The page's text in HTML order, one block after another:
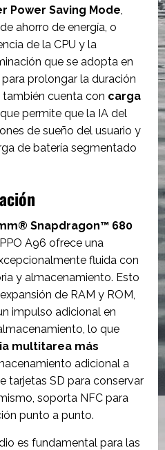
Power Saving Mode,
ahorro de energía, o
de la CPU y la
que se adopta en
prolongar la duración
también cuenta con carga
permite que la IA del
de sueño del usuario y
de batería segmentado
Snapdragon™ 680
A96 ofrece una
fluida con
y almacenamiento. Esto
de RAM y ROM,
impulso adicional en
lo que
multitarea más
adicional a
tarjetas SD para conservar
soporta NFC para
punto a punto.
es fundamental para las